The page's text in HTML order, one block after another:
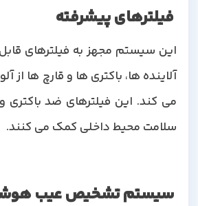
فیلترهای پیشرفته
این سیستم مجهز به فیلترهای قابل
آلاینده ها، باکتری ها و قارچ ها از
می کند. این فیلترهای ضد باکتری و
سلامت محیط داخلی کمک می کنند.
سیستم تشخیص عیب